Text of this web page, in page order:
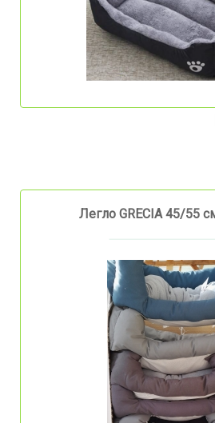
Легло GRECIA 45/55